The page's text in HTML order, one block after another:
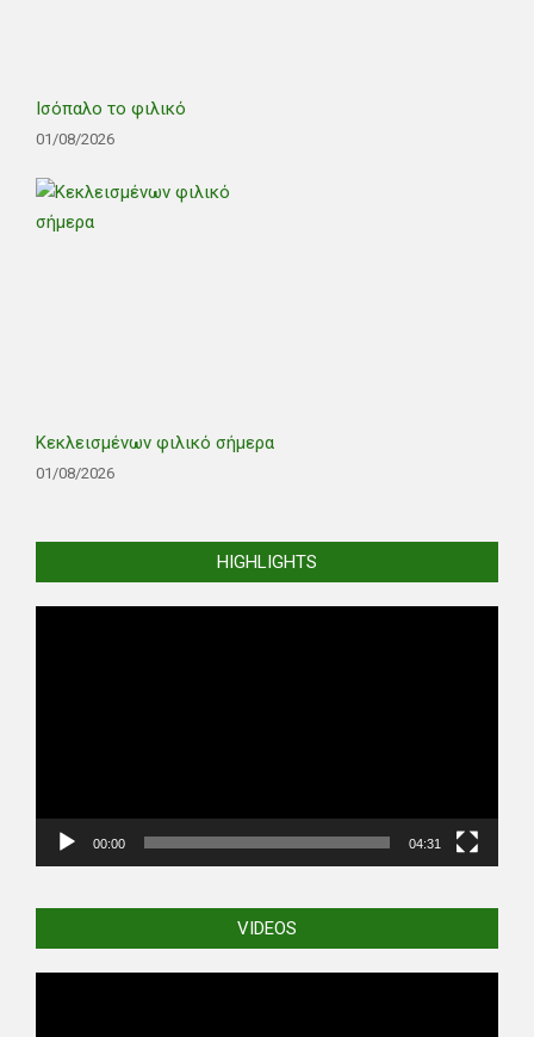
Ισόπαλο το φιλικό
01/08/2026
Κεκλεισμένων φιλικό σήμερα
01/08/2026
HIGHLIGHTS
00:00 04:31
VIDEOS